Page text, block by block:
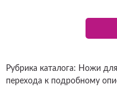
Рубрика каталога: Ножи
перехода к подробному